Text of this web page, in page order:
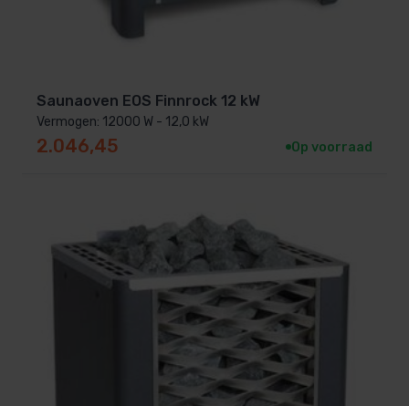
Saunaoven EOS Finnrock 12 kW
Vermogen: 12000 W - 12,0 kW
2.046,45 Op voorraad